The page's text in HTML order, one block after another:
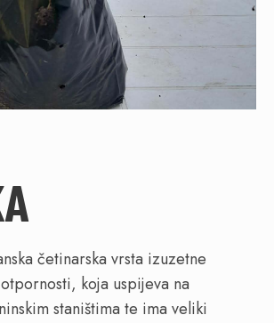
četinarska vrsta izuzetne
koja uspijeva na
staništima te ima veliki